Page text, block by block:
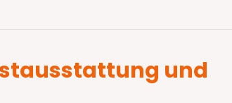
und